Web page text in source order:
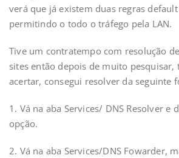
verá que já existem duas regras default
permitindo o todo o tráfego pela LAN.
Tive um contratempo com resolução
sites então depois de muito pesquisar,
acertar, consegui resolver da seguinte
1. Vá na aba Services/ DNS Resolver e
opção.
2. Vá na aba Services/DNS Fowarder,